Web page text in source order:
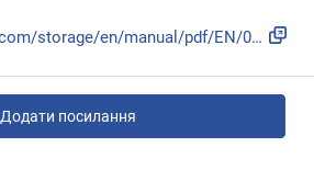
https://support.casio.com/storage/en/manual/pdf/EN/009/qw34...
Додати посилання